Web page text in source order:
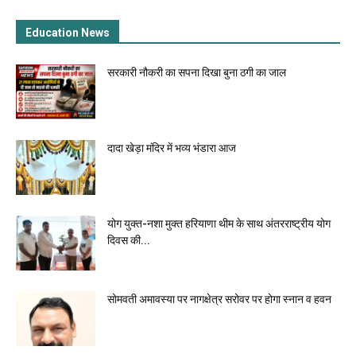
Education News
सरकारी नौकरी का सपना दिखा बुना ठगी का जाल
दादा खेड़ा मंदिर में भव्य भंडारा आज
योग युक्त-नशा मुक्त हरियाणा थीम के साथ अंतरराष्ट्रीय योग
दिवस की...
सोमवती अमावस्या पर नागक्षेत्र सरोवर पर होगा स्नान व हवन